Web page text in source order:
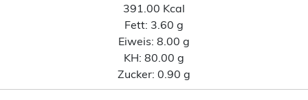
391.00 Kcal
Fett: 3.60 g
Eiweis: 8.00 g
KH: 80.00 g
Zucker: 0.90 g